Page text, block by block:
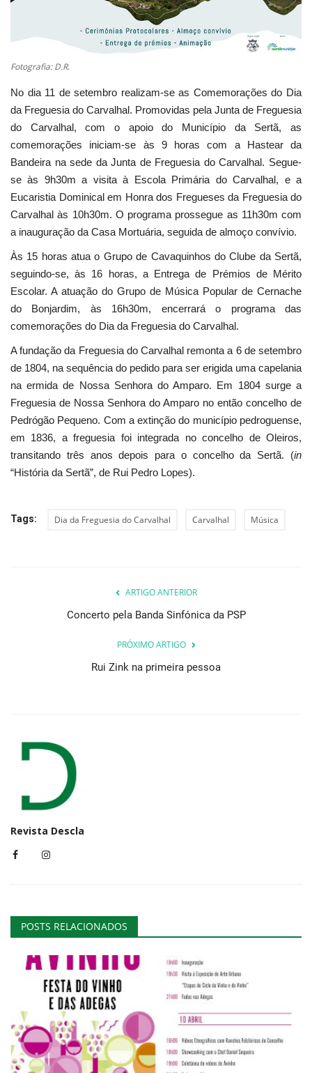
Estatuto Editorial
Saúde
Ficha técnica
Cultura
Lazer
Ambiente
Fotografia: D.R.
No dia 11 de setembro realizam-se as Comemorações do Dia
da Freguesia do Carvalhal. Promovidas pela Junta de Freguesia
do Carvalhal, com o apoio do Município da Sertã, as
comemorações iniciam-se às 9 horas com a Hastear da
Bandeira na sede da Junta de Freguesia do Carvalhal. Segue-
se às 9h30m a visita à Escola Primária do Carvalhal, e a
Eucaristia Dominical em Honra dos Fregueses da Freguesia do
Carvalhal às 10h30m. O programa prossegue as 11h30m com
a inauguração da Casa Mortuária, seguida de almoço convívio.
Às 15 horas atua o Grupo de Cavaquinhos do Clube da Sertã,
seguindo-se, às 16 horas, a Entrega de Prémios de Mérito
Escolar. A atuação do Grupo de Música Popular de Cernache
do Bonjardim, às 16h30m, encerrará o programa das
comemorações do Dia da Freguesia do Carvalhal.
A fundação da Freguesia do Carvalhal remonta a 6 de setembro
de 1804, na sequência do pedido para ser erigida uma capelania
na ermida de Nossa Senhora do Amparo. Em 1804 surge a
Freguesia de Nossa Senhora do Amparo no então concelho de
Pedrógão Pequeno. Com a extinção do município pedroguense,
em 1836, a freguesia foi integrada no concelho de Oleiros,
transitando três anos depois para o concelho da Sertã. (in
“História da Sertã”, de Rui Pedro Lopes).
Tags: Dia da Freguesia do Carvalhal Carvalhal Música
ARTIGO ANTERIOR
Concerto pela Banda Sinfónica da PSP
PRÓXIMO ARTIGO
Rui Zink na primeira pessoa
Revista Descla
POSTS RELACIONADOS